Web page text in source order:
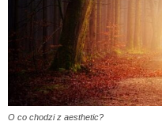
O co chodzi z aesthetic?